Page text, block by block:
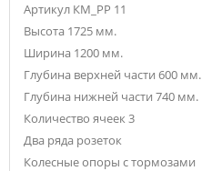
Артикул КМ_РР 11
Высота 1725 мм.
Ширина 1200 мм.
Глубина верхней части 600 мм.
Глубина нижней части 740 мм.
Количество ячеек 3
Два ряда розеток
Колесные опоры с тормозами